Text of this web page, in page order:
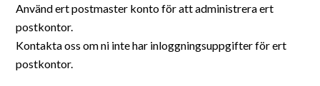
Använd ert postmaster konto för att administrera ert
postkontor.
Kontakta oss om ni inte har inloggningsuppgifter för ert
postkontor.